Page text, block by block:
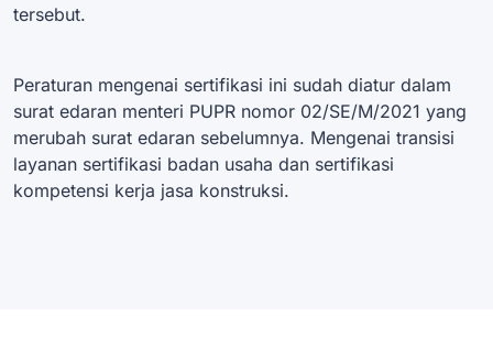
tersebut.
Peraturan mengenai sertifikasi ini sudah diatur dalam
surat edaran menteri PUPR nomor 02/SE/M/2021 yang
merubah surat edaran sebelumnya. Mengenai transisi
layanan sertifikasi badan usaha dan sertifikasi
kompetensi kerja jasa konstruksi.